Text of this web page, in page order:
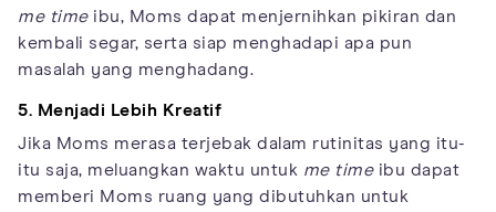
me timeibu, Moms dapat menjernihkan pikiran dan
kembali segar, serta siap menghadapi apa pun
masalah yang menghadang.
5. Menjadi Lebih Kreatif
Jika Moms merasa terjebak dalam rutinitas yang itu-
itu saja, meluangkan waktu untuk me timeibu dapat
memberi Moms ruang yang dibutuhkan untuk